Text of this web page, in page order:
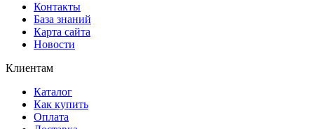
Контакты
База знаний
Карта сайта
Новости
Клиентам
Каталог
Как купить
Оплата